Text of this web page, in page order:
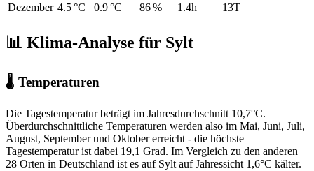
Dezember 4.5 °C 0.9 °C 86 % 1.4h 13T
📊 Klima-Analyse für Sylt
🌡 Temperaturen
Die Tagestemperatur beträgt im Jahresdurchschnitt 10,7°C.
Überdurchschnittliche Temperaturen werden also im Mai, Juni, Juli,
August, September und Oktober erreicht - die höchste
Tagestemperatur ist dabei 19,1 Grad. Im Vergleich zu den anderen
28 Orten in Deutschland ist es auf Sylt auf Jahressicht 1,6°C kälter.